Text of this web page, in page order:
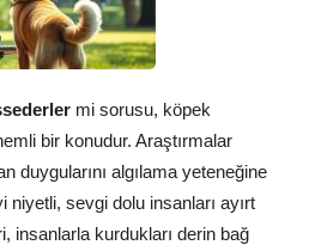
mi sorusu, köpek
bir konudur. Araştırmalar
duygularını algılama yeteneğine
niyetli, sevgi dolu insanları ayırt
insanlarla kurdukları derin bağ